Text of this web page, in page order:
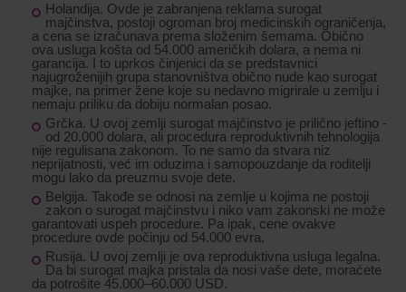
Holandija. Ovde je zabranjena reklama surogat
majčinstva, postoji ogroman broj medicinskih ograničenja,
a cena se izračunava prema složenim šemama. Obično
ova usluga košta od 54.000 američkih dolara, a nema ni
garancija. I to uprkos činjenici da se predstavnici
najugroženijih grupa stanovništva obično nude kao surogat
majke, na primer žene koje su nedavno migrirale u zemlju i
nemaju priliku da dobiju normalan posao.
Grčka. U ovoj zemlji surogat majčinstvo je prilično jeftino -
od 20.000 dolara, ali procedura reproduktivnih tehnologija
nije regulisana zakonom. To ne samo da stvara niz
neprijatnosti, već im oduzima i samopouzdanje da roditelji
mogu lako da preuzmu svoje dete.
Belgija. Takođe se odnosi na zemlje u kojima ne postoji
zakon o surogat majčinstvu i niko vam zakonski ne može
garantovati uspeh procedure. Pa ipak, cene ovakve
procedure ovde počinju od 54.000 evra.
Rusija. U ovoj zemlji je ova reproduktivna usluga legalna.
Da bi surogat majka pristala da nosi vaše dete, moraćete
da potrošite 45.000–60.000 USD.